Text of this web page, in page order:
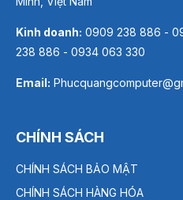
Kinh doanh: 0909 238 886 -
238 886 - 0934 063 330
Email:
CHÍNH SÁCH
CHÍNH SÁCH BẢO MẬT
CHÍNH SÁCH HÀNG HÓA